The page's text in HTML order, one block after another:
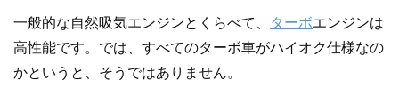
一般的な自然吸気エンジンとくらべて、 ターボエンジンは
高性能です。では、すべてのターボ車がハイオク仕様なの
かというと、そうではありません。